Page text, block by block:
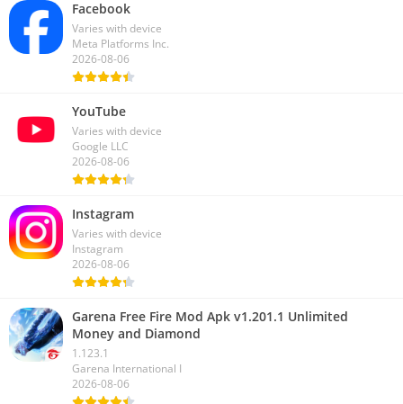
Facebook
Varies with device
Meta Platforms Inc.
2026-08-06
YouTube
Varies with device
Google LLC
2026-08-06
Instagram
Varies with device
Instagram
2026-08-06
Garena Free Fire Mod Apk v1.201.1 Unlimited
Money and Diamond
1.123.1
Garena International I
2026-08-06